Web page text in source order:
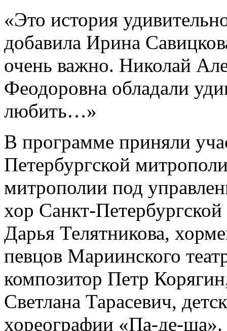
«Это история
добавила Ирина
очень важно. Николай
Феодоровна обладали
любить…»
В программе приняли
Петербургской
митрополии под
хор Санкт-
Дарья Телятникова,
певцов Мариинского
композитор Петр
Светлана Тарасевич,
хореографии «Па-де-